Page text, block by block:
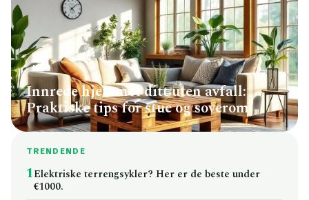
HUS
Innrede hjemmet ditt uten avfall:
Praktiske tips for stue og soverom
TRENDENDE
1Elektriske terrengsykler? Her er de beste under
€1000.